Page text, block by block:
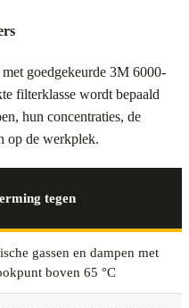
goedgekeurde 3M 6000-
filterklasse wordt bepaald
hun concentraties, de
op de werkplek.
tegen
gassen en dampen met
boven 65 °C